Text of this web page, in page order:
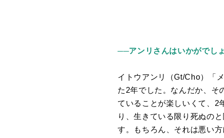
──アンリさんはいかがでし
イトウアンリ（Gt/Cho）「
た 2年でした。なんだか、そ
ていることが楽しいくて、 2
り、生きている限り死ぬの
す。もちろん、それは悪い